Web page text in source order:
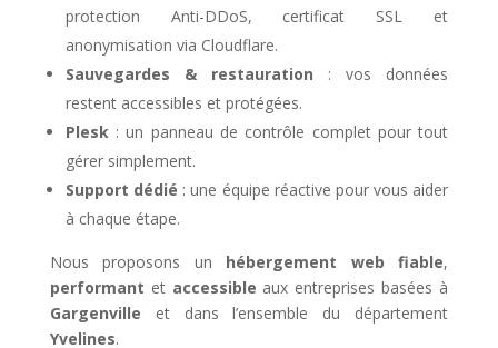
protection Anti-DDoS, certificat SSL et
anonymisation via Cloudflare.
Sauvegardes & restauration : vos données
restent accessibles et protégées.
Plesk: un panneau de contrôle complet pour tout
gérer simplement.
Support dédié : une équipe réactive pour vous aider
à chaque étape.
Nous proposons un hébergement web fiable,
performant et accessible aux entreprises basées à
Gargenville et dans l’ensemble du département
Yvelines.